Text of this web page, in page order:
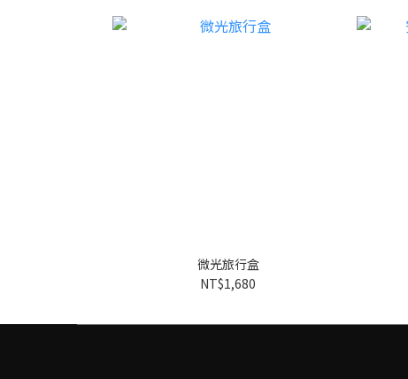
微光旅行盒
NT$1,680